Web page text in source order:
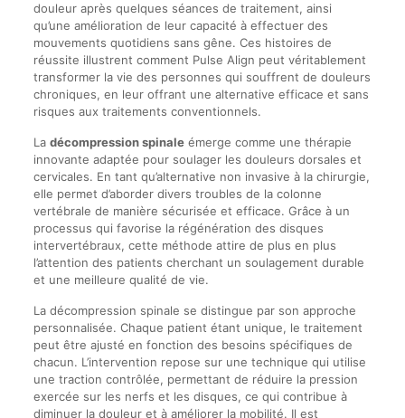
douleur après quelques séances de traitement, ainsi
qu’une amélioration de leur capacité à effectuer des
mouvements quotidiens sans gêne. Ces histoires de
réussite illustrent comment Pulse Align peut véritablement
transformer la vie des personnes qui souffrent de douleurs
chroniques, en leur offrant une alternative efficace et sans
risques aux traitements conventionnels.
La décompression spinaleémerge comme une thérapie
innovante adaptée pour soulager les douleurs dorsales et
cervicales. En tant qu’alternative non invasive à la chirurgie,
elle permet d’aborder divers troubles de la colonne
vertébrale de manière sécurisée et efficace. Grâce à un
processus qui favorise la régénération des disques
intervertébraux, cette méthode attire de plus en plus
l’attention des patients cherchant un soulagement durable
et une meilleure qualité de vie.
La décompression spinale se distingue par son approche
personnalisée. Chaque patient étant unique, le traitement
peut être ajusté en fonction des besoins spécifiques de
chacun. L’intervention repose sur une technique qui utilise
une traction contrôlée, permettant de réduire la pression
exercée sur les nerfs et les disques, ce qui contribue à
diminuer la douleur et à améliorer la mobilité. Il est